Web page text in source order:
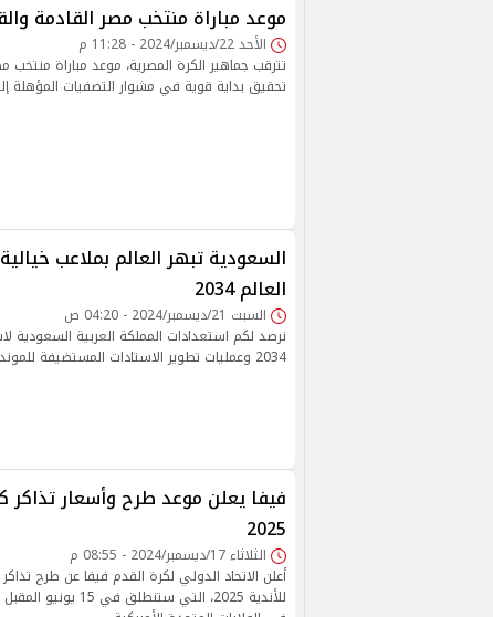
موعد مباراة منتخب مصر القادمة
الأحد 22/ديسمبر/2024 - 11:28 م
تترقب جماهير الكرة المصرية، موعد مباراة منتخب
تحقيق بداية قوية في مشوار التصفيات المؤهلة إلى
السعودية تبهر العالم بملاعب
العالم 2034
السبت 21/ديسمبر/2024 - 04:20 ص
نرصد لكم استعدادات المملكة العربية السعودية
2034 وعمليات تطوير الاستادات المستضيفة للمونديال
فيفا يعلن موعد طرح وأسعار تذاكر
2025
الثلاثاء 17/ديسمبر/2024 - 08:55 م
أعلن الاتحاد الدولي لكرة القدم فيفا عن طرح